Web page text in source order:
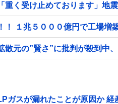
く受け止めております」地
！ １兆５０００億円で工場増
散元の”賢さ”に批判が殺到中
スが漏れたことが原因か 経